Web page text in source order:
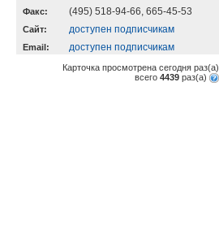
Факс: (495) 518-94-66, 665-45-53
Cайт: доступен подписчикам
Email: доступен подписчикам
Карточка просмотрена сегодня раз(a)
всего 4439 раз(a)